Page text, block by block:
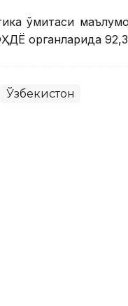
қўмитаси
органларида
Ўзбекистон